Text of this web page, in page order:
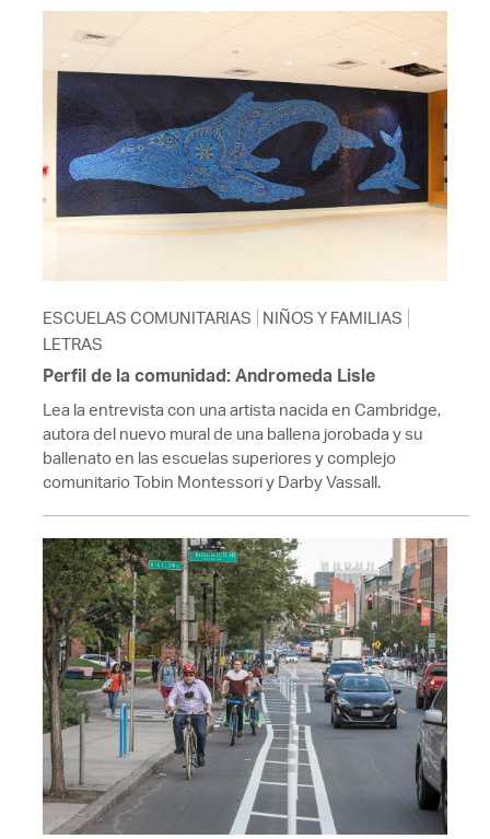
ESCUELAS COMUNITARIAS
NIÑOS Y FAMILIAS
LETRAS
Perfil de la comunidad: Andromeda Lisle
Lea la entrevista con una artista nacida en Cambridge,
autora del nuevo mural de una ballena jorobada y su
ballenato en las escuelas superiores y complejo
comunitario Tobin Montessori y Darby Vassall.